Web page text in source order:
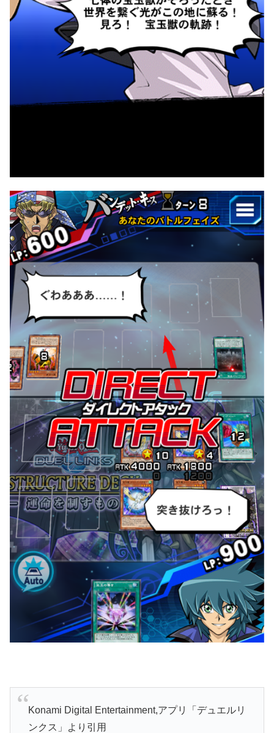
Konami Digital Entertainment,アプリ「デュエルリ
ンクス」より引用